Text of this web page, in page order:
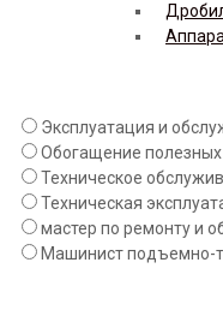
Эксплуатация и
Обогащение полезных
Техническое
Техническая
мастер по ремонту и
Машинист подъемно-